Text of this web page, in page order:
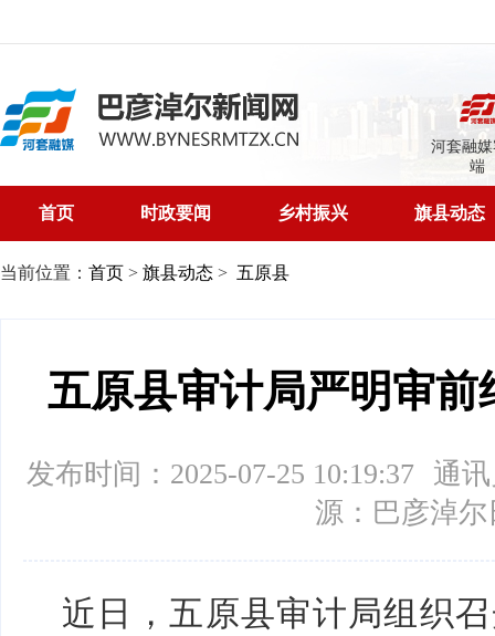
河套融
端
首页 时政要闻 乡村振兴 旗县动态
当前位置： 首页 > 旗县动态 > 五原县
五原县审计局严明审
发布时间：2025-07-25 10:19:37
通
源：巴彦淖尔
近日，五原县审计局组织